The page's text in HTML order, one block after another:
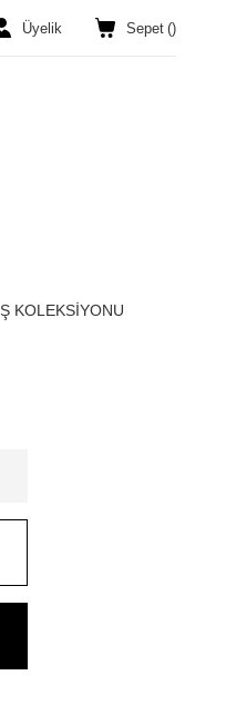
Üyelik Sepet ()
KOLEKSİYONU